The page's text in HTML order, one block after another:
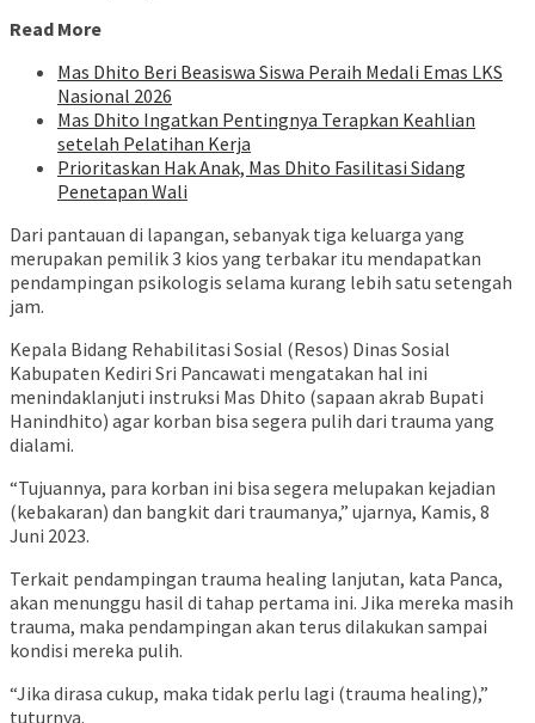
Read More
Mas Dhito Beri Beasiswa Siswa Peraih Medali Emas LKS
Nasional 2026
Mas Dhito Ingatkan Pentingnya Terapkan Keahlian
setelah Pelatihan Kerja
Prioritaskan Hak Anak, Mas Dhito Fasilitasi Sidang
Penetapan Wali
Dari pantauan di lapangan, sebanyak tiga keluarga yang
merupakan pemilik 3 kios yang terbakar itu mendapatkan
pendampingan psikologis selama kurang lebih satu setengah
jam.
Kepala Bidang Rehabilitasi Sosial (Resos) Dinas Sosial
Kabupaten Kediri Sri Pancawati mengatakan hal ini
menindaklanjuti instruksi Mas Dhito (sapaan akrab Bupati
Hanindhito) agar korban bisa segera pulih dari trauma yang
dialami.
“Tujuannya, para korban ini bisa segera melupakan kejadian
(kebakaran) dan bangkit dari traumanya,” ujarnya, Kamis, 8
Juni 2023.
Terkait pendampingan trauma healing lanjutan, kata Panca,
akan menunggu hasil di tahap pertama ini. Jika mereka masih
trauma, maka pendampingan akan terus dilakukan sampai
kondisi mereka pulih.
“Jika dirasa cukup, maka tidak perlu lagi (trauma healing),”
tuturnya.